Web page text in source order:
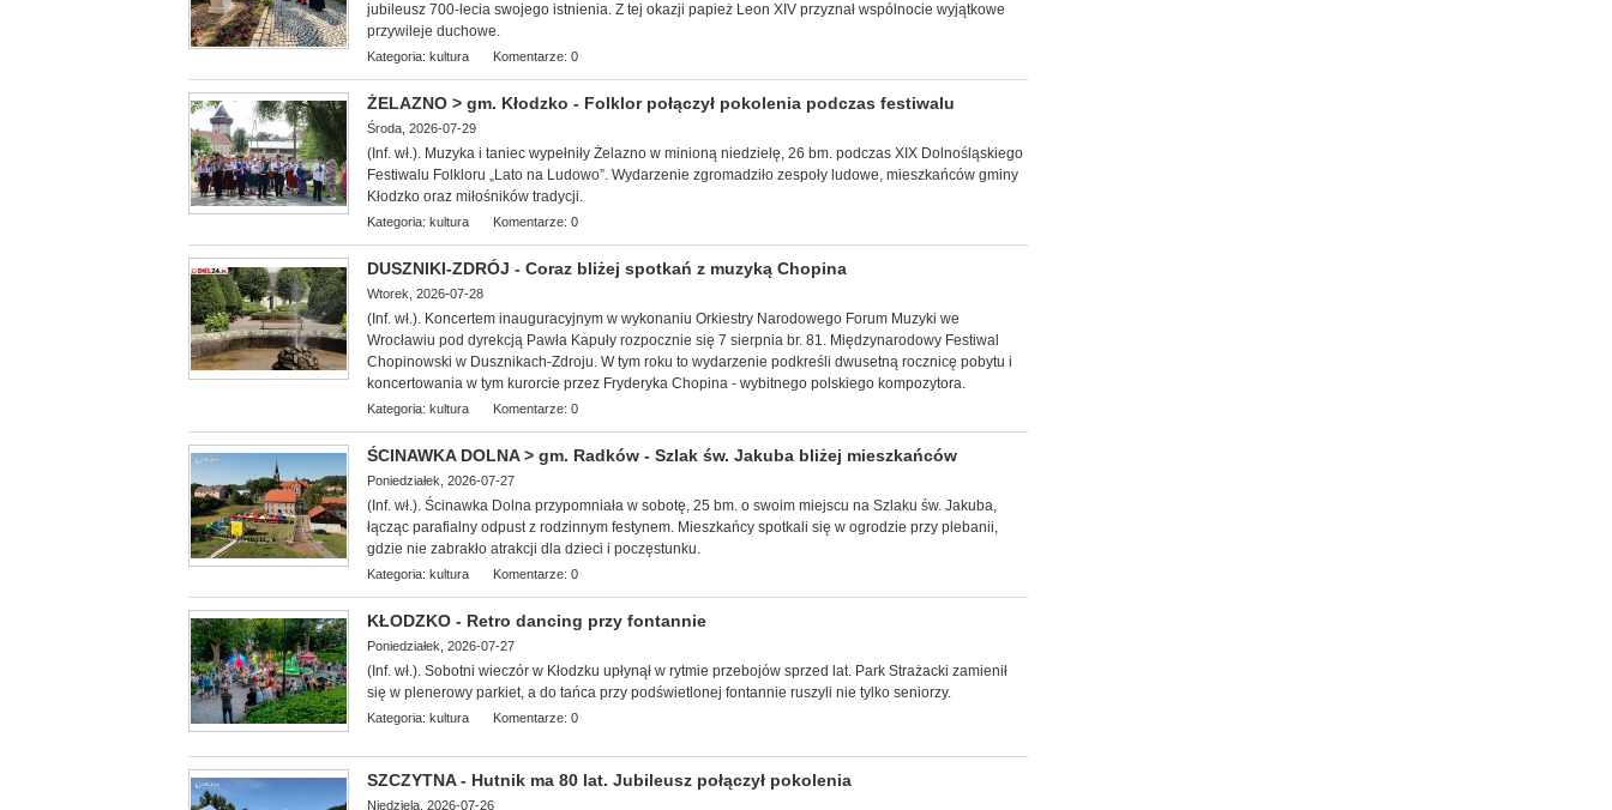
jubileusz 700-lecia swojego istnienia. Z tej okazji papież Leon XIV przyznał wspólnocie wyjątkowe
przywileje duchowe.
Kategoria: kultura Komentarze: 0
ŻELAZNO > gm. Kłodzko - Folklor połączył pokolenia podczas festiwalu
Środa, 2026-07-29
(Inf. wł.). Muzyka i taniec wypełniły Żelazno w minioną niedzielę, 26 bm. podczas XIX Dolnośląskiego
Festiwalu Folkloru „Lato na Ludowo”. Wydarzenie zgromadziło zespoły ludowe, mieszkańców gminy
Kłodzko oraz miłośników tradycji.
Kategoria: kultura Komentarze: 0
DUSZNIKI-ZDRÓJ - Coraz bliżej spotkań z muzyką Chopina
Wtorek, 2026-07-28
(Inf. wł.). Koncertem inauguracyjnym w wykonaniu Orkiestry Narodowego Forum Muzyki we
Wrocławiu pod dyrekcją Pawła Kapuły rozpocznie się 7 sierpnia br. 81. Międzynarodowy Festiwal
Chopinowski w Dusznikach-Zdroju. W tym roku to wydarzenie podkreśli dwusetną rocznicę pobytu i
koncertowania w tym kurorcie przez Fryderyka Chopina - wybitnego polskiego kompozytora.
Kategoria: kultura Komentarze: 0
ŚCINAWKA DOLNA > gm. Radków - Szlak św. Jakuba bliżej mieszkańców
Poniedziałek, 2026-07-27
(Inf. wł.). Ścinawka Dolna przypomniała w sobotę, 25 bm. o swoim miejscu na Szlaku św. Jakuba,
łącząc parafialny odpust z rodzinnym festynem. Mieszkańcy spotkali się w ogrodzie przy plebanii,
gdzie nie zabrakło atrakcji dla dzieci i poczęstunku.
Kategoria: kultura Komentarze: 0
KŁODZKO - Retro dancing przy fontannie
Poniedziałek, 2026-07-27
(Inf. wł.). Sobotni wieczór w Kłodzku upłynął w rytmie przebojów sprzed lat. Park Strażacki zamienił
się w plenerowy parkiet, a do tańca przy podświetlonej fontannie ruszyli nie tylko seniorzy.
Kategoria: kultura Komentarze: 0
SZCZYTNA - Hutnik ma 80 lat. Jubileusz połączył pokolenia
Niedziela, 2026-07-26